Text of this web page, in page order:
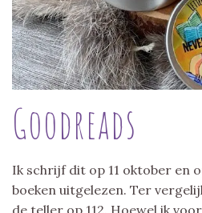
Goodreads
Ik schrijf dit op 11 oktober en
boeken uitgelezen. Ter
de teller op 112. Hoewel ik